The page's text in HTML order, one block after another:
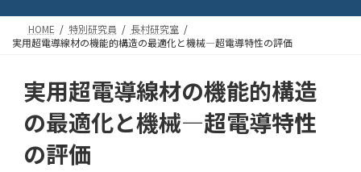
キ
に
HOME 特別研究員
長村研究室
実用超電導線材の機能的構造の最適化と機械―超電導特性の評価
実用超電導線材の機能的構造
の最適化と機械―超電導特性
の評価